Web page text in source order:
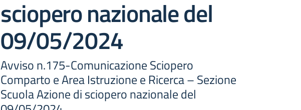
sciopero nazionale del
09/05/2024
Avviso n.175-Comunicazione Sciopero
Comparto e Area Istruzione e Ricerca – Sezione
Scuola Azione di sciopero nazionale del